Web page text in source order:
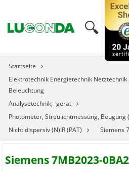
🔍︎
Startseite
Elektrotechnik Energietechnik Netztechnik
Beleuchtung
Analysetechnik, -gerät
Photometer, Streulichtmessung, Beugung
Nicht dispersiv (N)IR (PAT)
Siemens
Siemens 7MB2023-